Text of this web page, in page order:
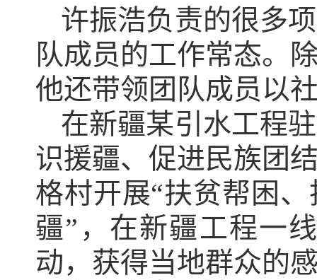
许振浩负责的很多
队成员的工作常态。
他还带领团队成员以
在新疆某引水工程
识援疆、促进民族团
格村开展“扶贫帮困
疆”，在新疆工程一
动，获得当地群众的